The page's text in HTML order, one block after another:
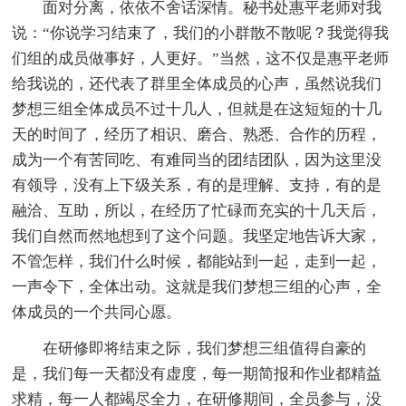
面对分离，依依不舍话深情。秘书处惠平老师对我
说：“你说学习结束了，我们的小群散不散呢？我觉得我
们组的成员做事好，人更好。”当然，这不仅是惠平老师
给我说的，还代表了群里全体成员的心声，虽然说我们
梦想三组全体成员不过十几人，但就是在这短短的十几
天的时间了，经历了相识、磨合、熟悉、合作的历程，
成为一个有苦同吃、有难同当的团结团队，因为这里没
有领导，没有上下级关系，有的是理解、支持，有的是
融洽、互助，所以，在经历了忙碌而充实的十几天后，
我们自然而然地想到了这个问题。我坚定地告诉大家，
不管怎样，我们什么时候，都能站到一起，走到一起，
一声令下，全体出动。这就是我们梦想三组的心声，全
体成员的一个共同心愿。
在研修即将结束之际，我们梦想三组值得自豪的
是，我们每一天都没有虚度，每一期简报和作业都精益
求精，每一人都竭尽全力，在研修期间，全员参与，没